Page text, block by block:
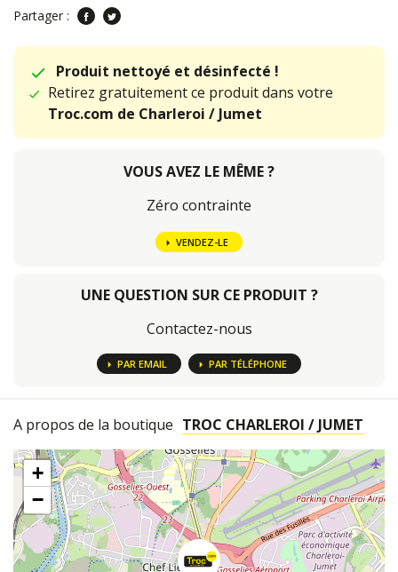
Partager :
Produit nettoyé et désinfecté !
Retirez gratuitement ce produit dans votre
Troc.com de Charleroi / Jumet
VOUS AVEZ LE MÊME ?
Zéro contrainte
VENDEZ-LE
UNE QUESTION SUR CE PRODUIT ?
Contactez-nous
PAR EMAIL PAR TÉLÉPHONE
A propos de la boutique TROC CHARLEROI / JUMET
+
−